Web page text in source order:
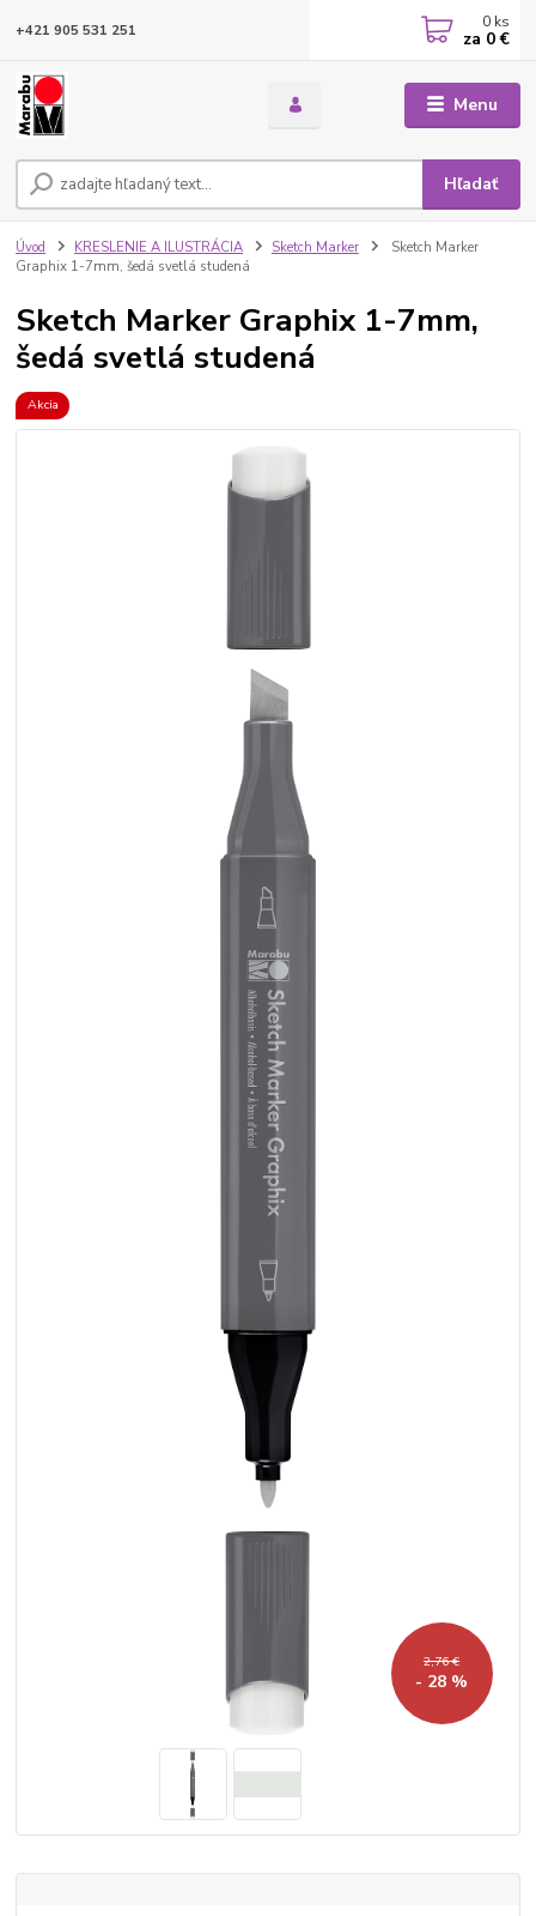
Menu
Hľadať
+421 905 531 251 0 ks
za 0 €
Úvod KRESLENIE A ILUSTRÁCIA Sketch Marker
Sketch Marker
Graphix 1-7mm, šedá svetlá studená
Sketch Marker Graphix 1-7mm,
šedá svetlá studená
Akcia
2,76 €
- 28 %